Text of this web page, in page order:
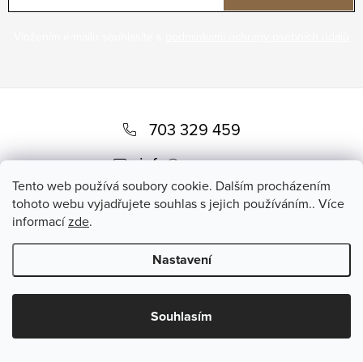
Tento web používá soubory cookie. Dalším procházením
tohoto webu vyjadřujete souhlas s jejich používáním.. Více
informacízde.
Nastavení
Souhlasím
p
703 329 459
info@romero.cz
Copyright 2026Romero. Všechna práva vyhrazena.